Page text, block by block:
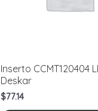
Inserto CCMT120404
Deskar
$77.14